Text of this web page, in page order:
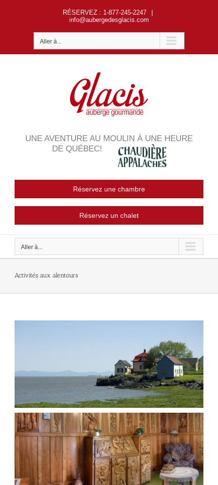
RÉSERVEZ: 1-877-245-2247
info@aubergedesglacis.com
Aller à...
UNE AVENTURE AU MOULIN À UNE HEURE
DE QUÉBEC!
Réservez une chambre
Réservez un chalet
Aller à...
Activités aux alentours